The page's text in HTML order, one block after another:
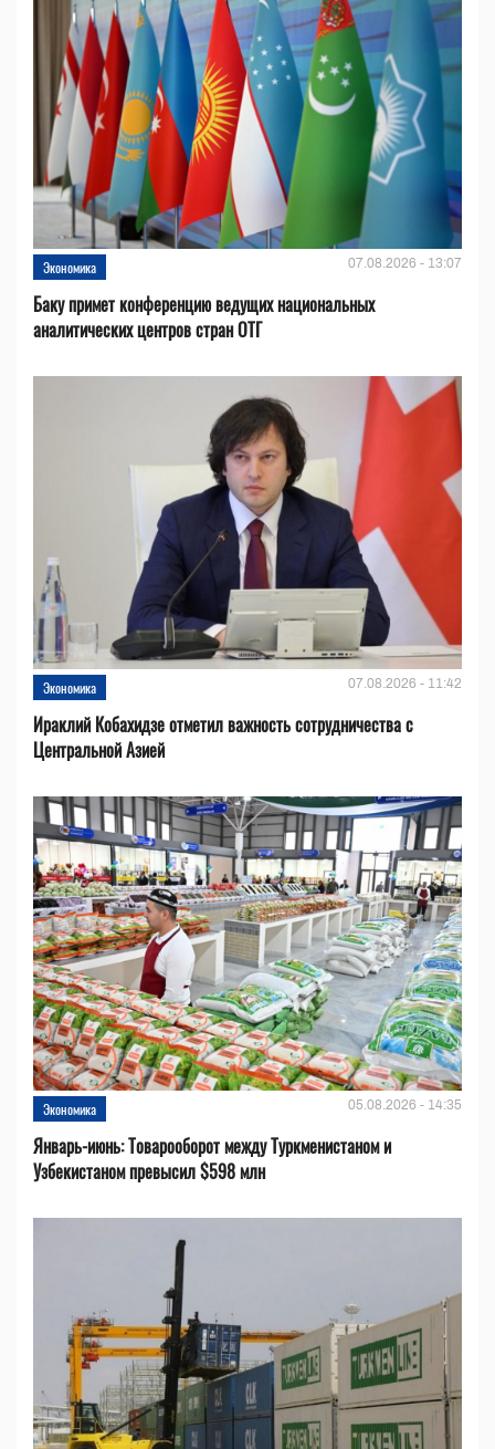
Экономика 07.08.2026 - 13:07
Баку примет конференцию ведущих национальных
аналитических центров стран ОТГ
Экономика 07.08.2026 - 11:42
Ираклий Кобахидзе отметил важность сотрудничества с
Центральной Азией
Экономика 05.08.2026 - 14:35
Январь-июнь: Товарооборот между Туркменистаном и
Узбекистаном превысил $598 млн